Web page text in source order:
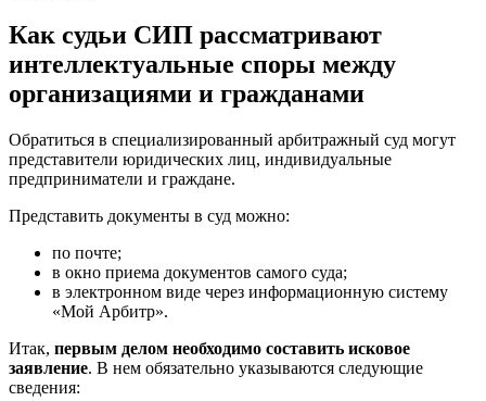
Как судьи СИП рассматривают
интеллектуальные споры между
организациями и гражданами
Обратиться в специализированный арбитражный суд могут
представители юридических лиц, индивидуальные
предприниматели и граждане.
Представить документы в суд можно:
по почте;
в окно приема документов самого суда;
в электронном виде через информационную систему
«Мой Арбитр».
Итак, первым делом необходимо составить исковое
заявление. В нем обязательно указываются следующие
сведения: